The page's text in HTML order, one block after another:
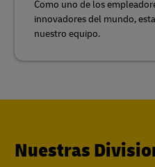
Como uno de los
innovadores del mundo,
nuestro equipo.
Nuestras